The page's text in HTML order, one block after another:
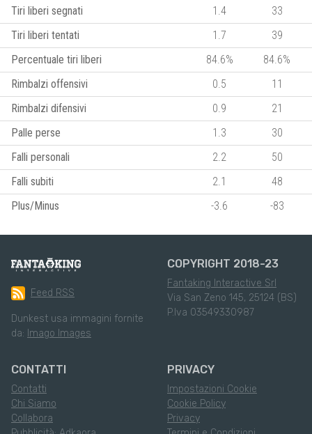
Tiri liberi segnati
1.4
33
Tiri liberi tentati
1.7
39
Percentuale tiri liberi
84.6%
84.6%
Rimbalzi offensivi
0.5
11
Rimbalzi difensivi
0.9
21
Palle perse
1.3
30
Falli personali
2.2
50
Falli subiti
2.1
48
Plus/Minus
-3.6 -83
Feed RSS
Dunkest usa immagini fornite
da: Imago Images
COPYRIGHT 2018-23
Fantaking Interactive Srl
Via San Zeno 145, 25124 (BS)
P.Iva 03549330987
CONTATTI
Contatti
Chi Siamo
Collabora
PRIVACY
Impostazioni Cookie
Cookie Policy
Privacy